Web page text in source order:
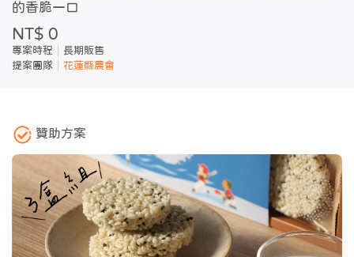
的香脆一口
NT$ 0
專案時程
長期販售
提案團隊
花蓮縣農會
贊助方案